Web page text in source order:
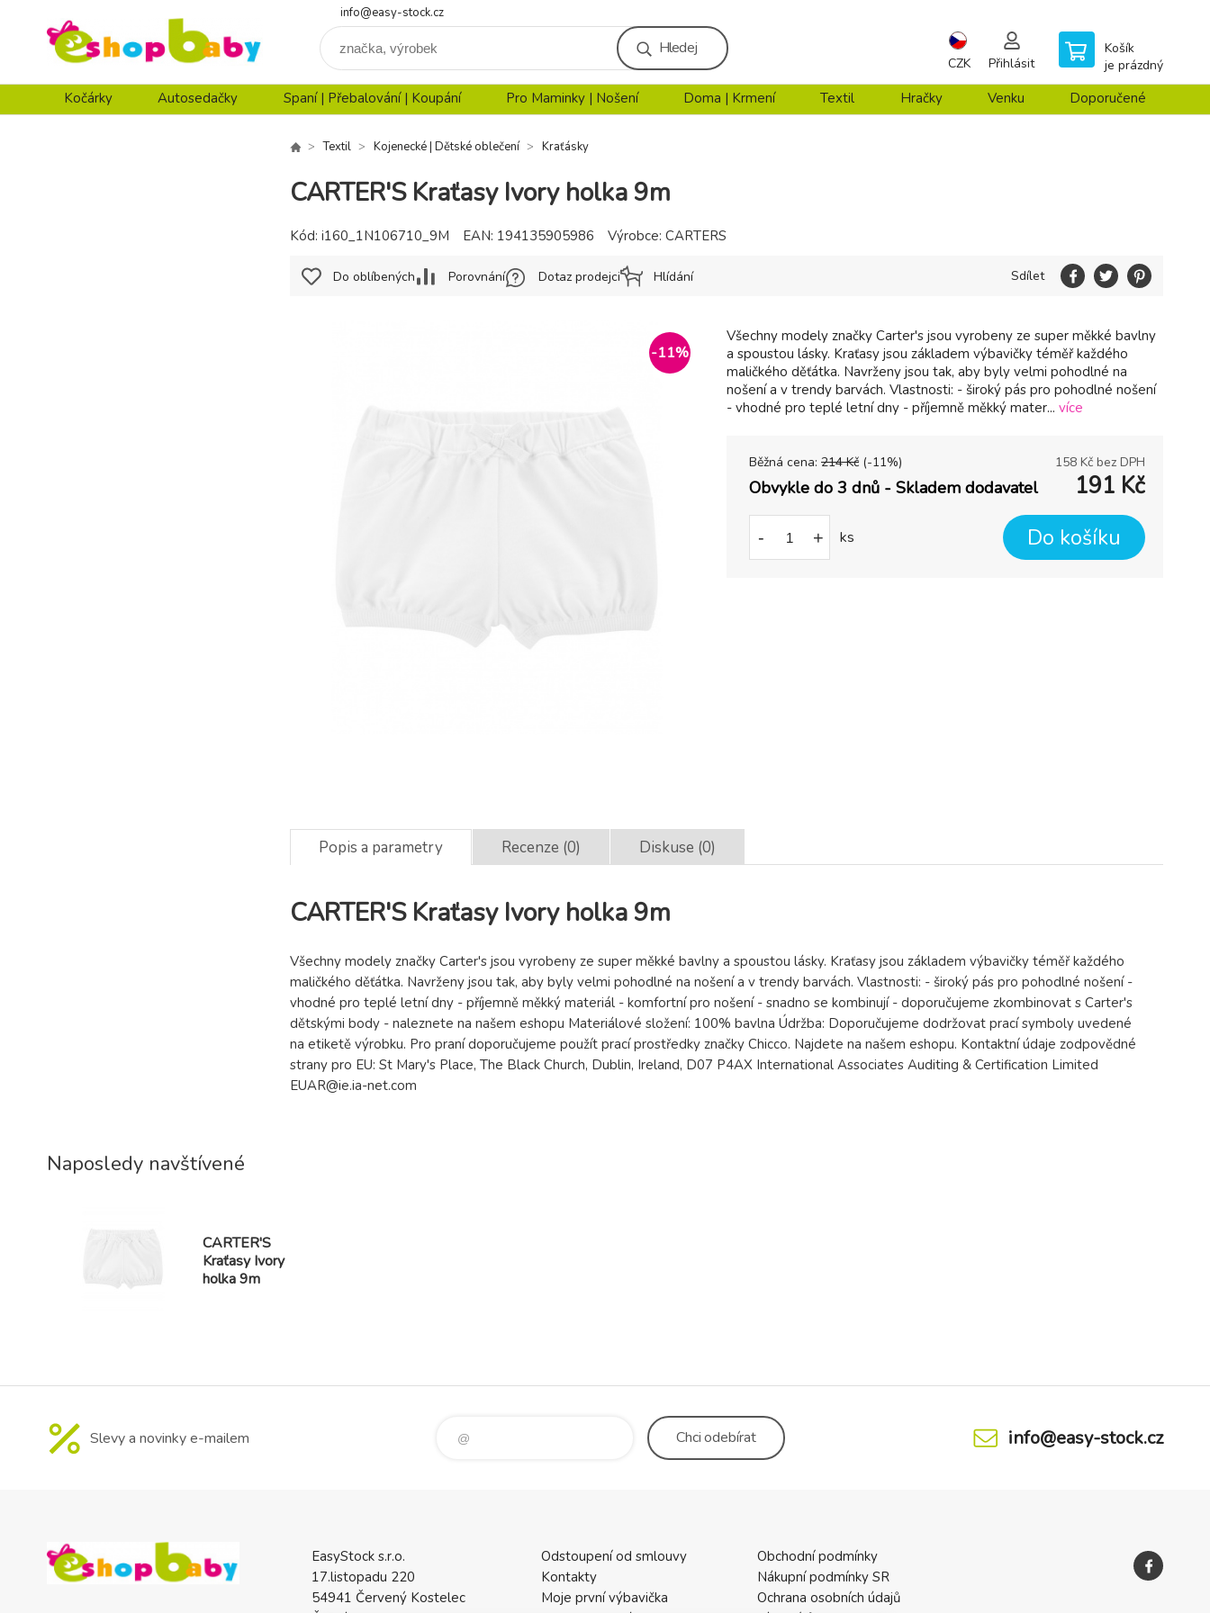
info@easy-stock.cz
Hledej
CZK Přihlásit
Košík
je prázdný
Kočárky Autosedačky Spaní | Přebalování | Koupání Pro Maminky | Nošení Doma | Krmení Textil Hračky Venku Doporučené
Textil Kojenecké | Dětské oblečení Kraťásky
CARTER'S Kraťasy Ivory holka 9m
-11%
Všechny modely značky Carter's jsou vyrobeny ze super měkké bavlny
a spoustou lásky. Kraťasy jsou základem výbavičky téměř každého
maličkého děťátka. Navrženy jsou tak, aby byly velmi pohodlné na
nošení a v trendy barvách. Vlastnosti: - široký pás pro pohodlné nošení
- vhodné pro teplé letní dny - příjemně měkký mater... více
Běžná cena: 214 Kč (-11%) 158 Kč bez DPH
Obvykle do 3 dnů - Skladem dodavatel 191 Kč
- + ks Do košíku
Kód: i160_1N106710_9M EAN: 194135905986 Výrobce: CARTERS
Do oblíbených Porovnání Dotaz prodejci Hlídání Sdílet
Popis a parametry Recenze (0) Diskuse (0)
CARTER'S Kraťasy Ivory holka 9m
Všechny modely značky Carter's jsou vyrobeny ze super měkké bavlny a spoustou lásky. Kraťasy jsou základem výbavičky téměř každého
maličkého děťátka. Navrženy jsou tak, aby byly velmi pohodlné na nošení a v trendy barvách. Vlastnosti: - široký pás pro pohodlné nošení -
vhodné pro teplé letní dny - příjemně měkký materiál - komfortní pro nošení - snadno se kombinují - doporučujeme zkombinovat s Carter's
dětskými body - naleznete na našem eshopu Materiálové složení: 100% bavlna Údržba: Doporučujeme dodržovat prací symboly uvedené
na etiketě výrobku. Pro praní doporučujeme použít prací prostředky značky Chicco. Najdete na našem eshopu. Kontaktní údaje zodpovědné
strany pro EU: St Mary's Place, The Black Church, Dublin, Ireland, D07 P4AX International Associates Auditing & Certification Limited
EUAR@ie.ia-net.com
Naposledy navštívené
CARTER'S
Kraťasy Ivory
holka 9m
Slevy a novinky e-mailem Chciodebírat info@easy-stock.cz
EasyStock s.r.o.
17.listopadu 220
54941 Červený Kostelec
Odstoupení od smlouvy
Kontakty
Moje první výbavička
Obchodní podmínky
Nákupní podmínky SR
Ochrana osobních údajů